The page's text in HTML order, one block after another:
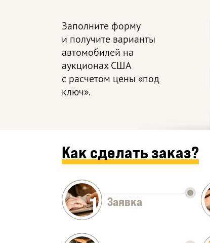
Заполните форму
и получите варианты
автомобилей на
аукционах США
с расчетом цены «под
ключ».
Как сделать заказ?
1 Заявка